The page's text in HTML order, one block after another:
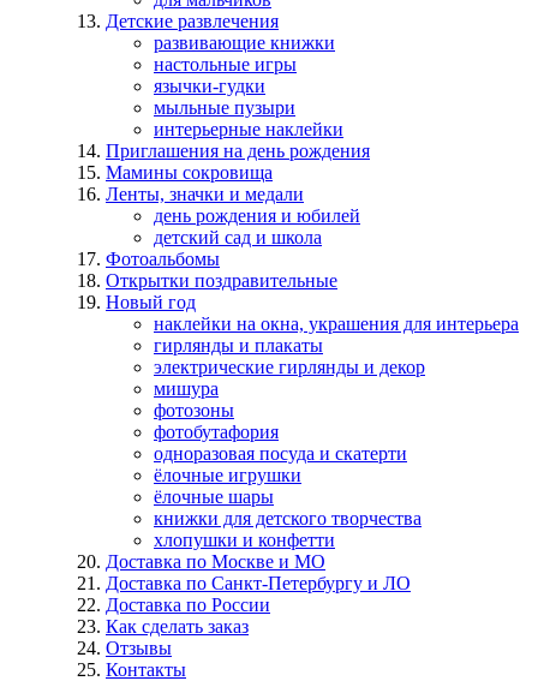
Детские развлечения
развивающие книжки
настольные игры
язычки-гудки
мыльные пузыри
интерьерные наклейки
Приглашения на день рождения
Мамины сокровища
Ленты, значки и медали
день рождения и юбилей
детский сад и школа
Фотоальбомы
Открытки поздравительные
Новый год
наклейки на окна, украшения для интерьера
гирлянды и плакаты
электрические гирлянды и декор
мишура
фотозоны
фотобутафория
одноразовая посуда и скатерти
ёлочные игрушки
ёлочные шары
книжки для детского творчества
хлопушки и конфетти
Доставка по Москве и МО
Доставка по Санкт-Петербургу и ЛО
Доставка по России
Как сделать заказ
Отзывы
Контакты